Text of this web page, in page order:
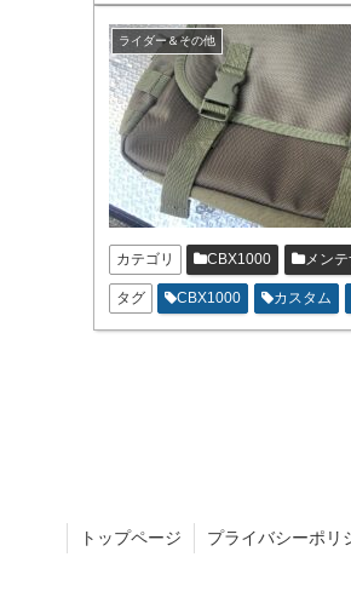
ライダー＆その他
カテゴリ
CBX1000 メンテ
タグ CBX1000 カスタム
トップページ プライバシーポリ